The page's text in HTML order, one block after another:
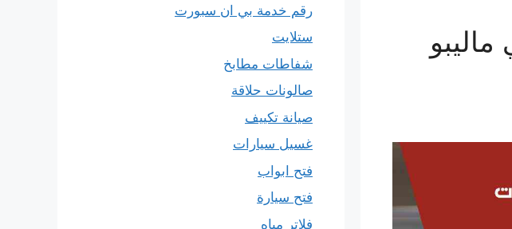
ماليبو
رقم خدمة بي ان سبورت
ستلايت
شفاطات مطابخ
صالونات حلاقة
صيانة تكييف
غسيل سيارات
فتح ابواب
فتح سيارة
فلاتر مياه